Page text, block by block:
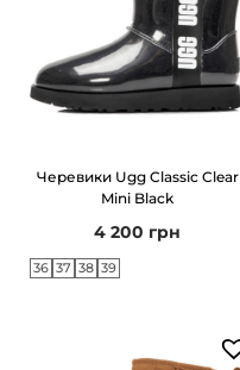
Черевики Ugg Classic Clear
Mini Black
4 200 грн
36 37 38 39